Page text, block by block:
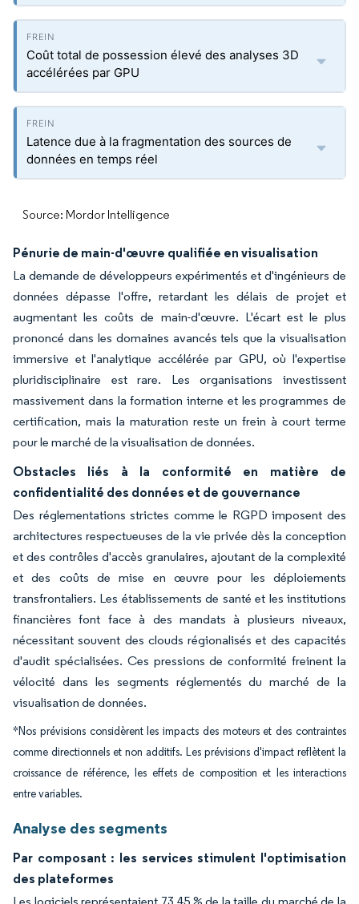
Coût total de possession élevé des analyses 3D
accélérées par GPU
Latence due à la fragmentation des sources de
données en temps réel
Source: Mordor Intelligence
Pénurie de main-d'œuvre qualifiée en visualisation
La demande de développeurs expérimentés et d'ingénieurs de
données dépasse l'offre, retardant les délais de projet et
augmentant les coûts de main-d'œuvre. L'écart est le plus
prononcé dans les domaines avancés tels que la visualisation
immersive et l'analytique accélérée par GPU, où l'expertise
pluridisciplinaire est rare. Les organisations investissent
massivement dans la formation interne et les programmes de
certification, mais la maturation reste un frein à court terme
pour le marché de la visualisation de données.
Obstacles liés à la conformité en matière de
confidentialité des données et de gouvernance
Des réglementations strictes comme le RGPD imposent des
architectures respectueuses de la vie privée dès la conception
et des contrôles d'accès granulaires, ajoutant de la complexité
et des coûts de mise en œuvre pour les déploiements
transfrontaliers. Les établissements de santé et les institutions
financières font face à des mandats à plusieurs niveaux,
nécessitant souvent des clouds régionalisés et des capacités
d'audit spécialisées. Ces pressions de conformité freinent la
vélocité dans les segments réglementés du marché de la
visualisation de données.
*Nos prévisions considèrent les impacts des moteurs et des contraintes
comme directionnels et non additifs. Les prévisions d'impact reflètent la
croissance de référence, les effets de composition et les interactions
entre variables.
Analyse des segments
Par composant : les services stimulent l'optimisation
des plateformes